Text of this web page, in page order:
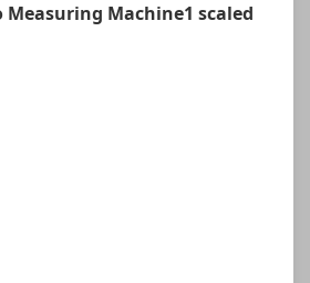
Measuring Machine1 scaled